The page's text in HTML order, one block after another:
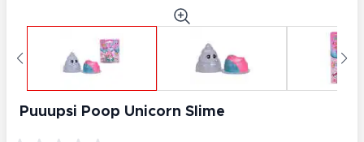
Puuupsi Poop Unicorn Slime